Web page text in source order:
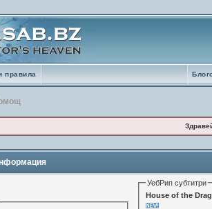
правила
УебРип субтитри
House of the